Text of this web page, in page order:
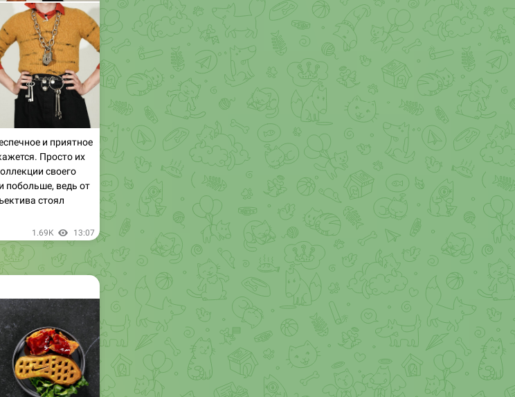
и приятное
Просто их
своего
побольше, ведь от
стоял
1.69K 13:07